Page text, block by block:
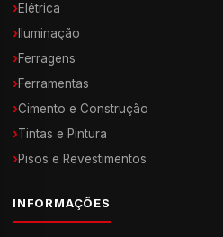
›Elétrica
› Iluminação
›Ferragens
›Ferramentas
›Cimento e Construção
›Tintas e Pintura
›Pisos e Revestimentos
INFORMAÇÕES